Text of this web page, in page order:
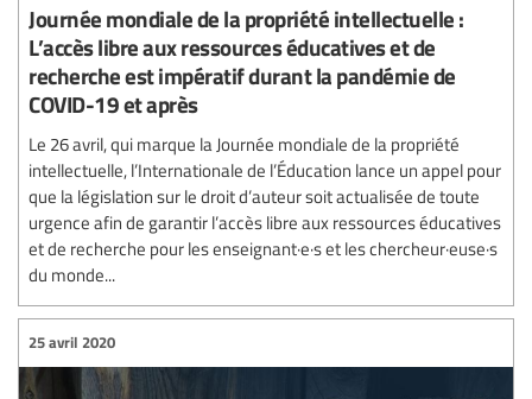
Journée mondiale de la propriété intellectuelle :
L’accès libre aux ressources éducatives et de
recherche est impératif durant la pandémie de
COVID-19 et après
Le 26 avril, qui marque la Journée mondiale de la propriété
intellectuelle, l’Internationale de l’Éducation lance un appel pour
que la législation sur le droit d’auteur soit actualisée de toute
urgence afin de garantir l’accès libre aux ressources éducatives
et de recherche pour les enseignant·e·s et les chercheur·euse·s
du monde...
25 avril 2020